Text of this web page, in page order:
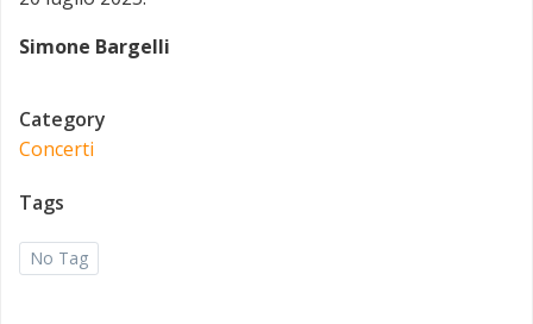
Simone Bargelli
Category
Concerti
Tags
No Tag